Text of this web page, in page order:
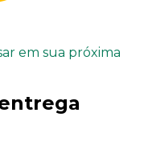
em sua próxima